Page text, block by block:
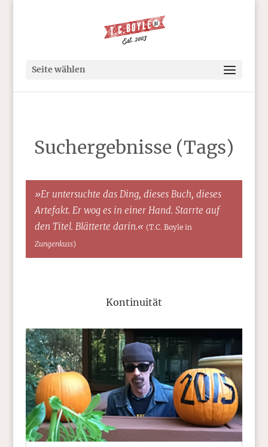
Seite wählen
Suchergebnisse (Tags)
»Er untersuchte das Ding, dieses Buch, dieses
Artefakt. Er wog es in einer Hand. Starrte auf
den Titel. Blätterte darin.« (T.C. Boyle in
Zungenkuss)
Kontinuität